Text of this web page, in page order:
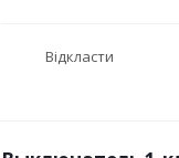
Відкласти